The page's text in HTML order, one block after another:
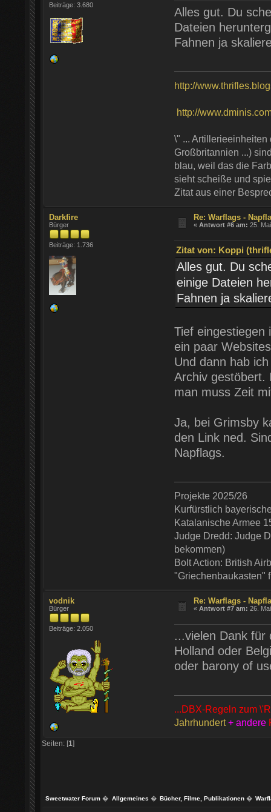
Beiträge: 3.680
Alles gut. Du
Dateien
Fahnen ja
http://
http://
\" ...
Großbritannien ...)
blau, weil das die
sieht scheiße und
Zitat aus einer
Darkfire
Bürger
Beiträge: 1.736
Re: Warflags -
«Antwort #6 am: 25.
Zitat von: Koppi
Alles gut. Du
einige Dateien
Fahnen ja
Tief eingestiegen
ein paar
Und dann hab
Archiv gestöbert.
man muss Zeit
Ja, bei Grimsby
den Link ned.
Napflags.
Projekte 2025/26
Kurfürstlich
Katalanische Armee
Judge Dredd: Judge
bekommen)
Bolt Action: British
"Griechenbaukasten"
vodnik
Bürger
Beiträge: 2.050
Re: Warflags -
«Antwort #7 am: 26.
...vielen Dank für
Holland oder
oder barony of
...DBX-Regeln zum
Jahrhundert + andere
Seiten: [1]
Sweetwater Forum � Allgemeines � Bücher, Filme, Publikationen�